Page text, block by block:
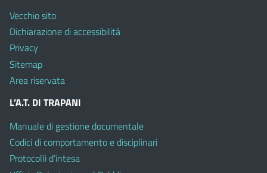
Vecchio sito
Dichiarazione di accessibilità
Privacy
Sitemap
Area riservata
L’A.T. DI TRAPANI
Manuale di gestione documentale
Codici di comportamento e disciplinari
Protocolli d’intesa